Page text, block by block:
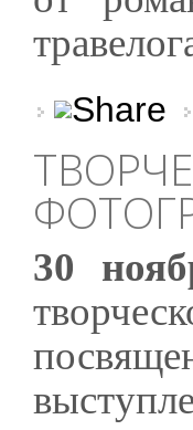
30